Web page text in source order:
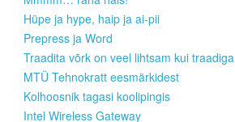
Hüpe ja hype, haip ja ai-pii
Prepress ja Word
Traadita võrk on veel lihtsam kui traadiga
MTÜ Tehnokratt eesmärkidest
Kolhoosnik tagasi koolipingis
Intel Wireless Gateway